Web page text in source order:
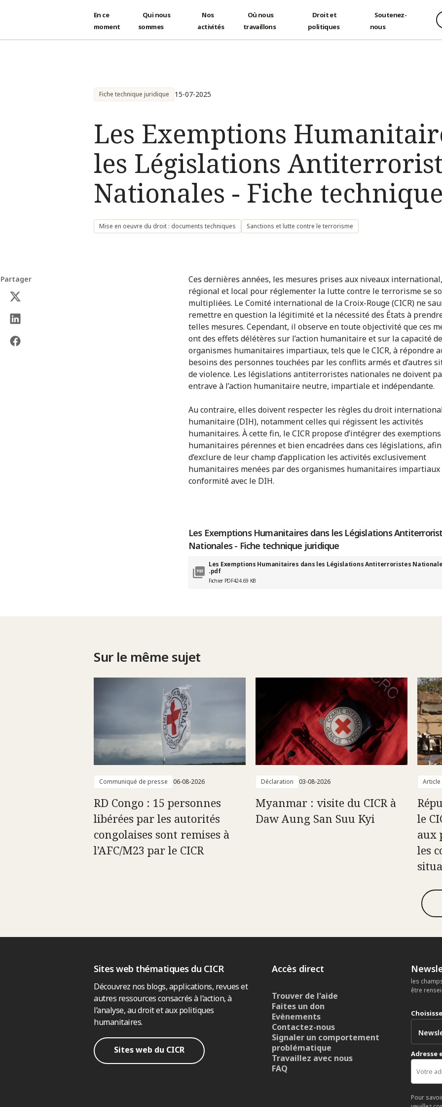
En ce
moment
Qui nous
sommes
Nos
activités
Où nous
travaillons
Droit et
politiques
Soutenez-
nous
Fiche technique juridique 15-07-2025
Les Exemptions
les Législations
Nationales - Fiche
Mise en oeuvre du droit : documents techniques Sanctions et lutte contre le terrorisme
Partager
Ces dernières années, les mesures prises aux niveaux international,
régional et local pour réglementer la lutte contre le terrorisme se
multipliées. Le Comité international de la Croix-Rouge (CICR) ne
remettre en question la légitimité et la nécessité des États à
telles mesures. Cependant, il observe en toute objectivité que ces
ont des effets délétères sur l’action humanitaire et sur la capacité
organismes humanitaires impartiaux, tels que le CICR, à répondre
besoins des personnes touchées par les conflits armés et d’autres
de violence. Les législations antiterroristes nationales ne doivent
entrave à l’action humanitaire neutre, impartiale et indépendante.
Au contraire, elles doivent respecter les règles du droit
humanitaire (DIH), notamment celles qui régissent les activités
humanitaires. À cette fin, le CICR propose d’intégrer des exemptions
humanitaires pérennes et bien encadrées dans ces législations, afin
d’exclure de leur champ d’application les activités exclusivement
humanitaires menées par des organismes humanitaires impartiaux
conformité avec le DIH.
Les Exemptions Humanitaires dans les Législations
Nationales - Fiche technique juridique
Les Exemptions Humanitaires dans les Législations Antiterroristes
.pdf
Fichier PDF424.69 KB
Sur le même sujet
Communiqué de presse 06-08-2026
RD Congo : 15 personnes
libérées par les autorités
congolaises sont remises à
l’AFC/M23 par le CICR
Déclaration 03-08-2026
Myanmar : visite du CICR à
Daw Aung San Suu Kyi
Article
le
aux
les
Sites web thématiques du CICR
Découvrez nos blogs, applications, revues et
autres ressources consacrés à l’action, à
l’analyse, au droit et aux politiques
humanitaires.
Sites web du CICR
Accès direct
Trouver de l'aide
Faites un don
Evènements
Contactez-nous
Signaler un comportement
problématique
Travaillez avec nous
FAQ
les
être
Adresse
Pour